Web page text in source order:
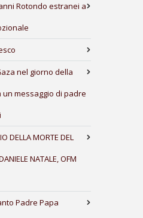
Rotondo estranei a
nel giorno della
messaggio di padre
DELLA MORTE DEL
NATALE, OFM
Padre Papa